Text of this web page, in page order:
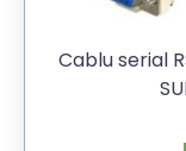
Cablu serial